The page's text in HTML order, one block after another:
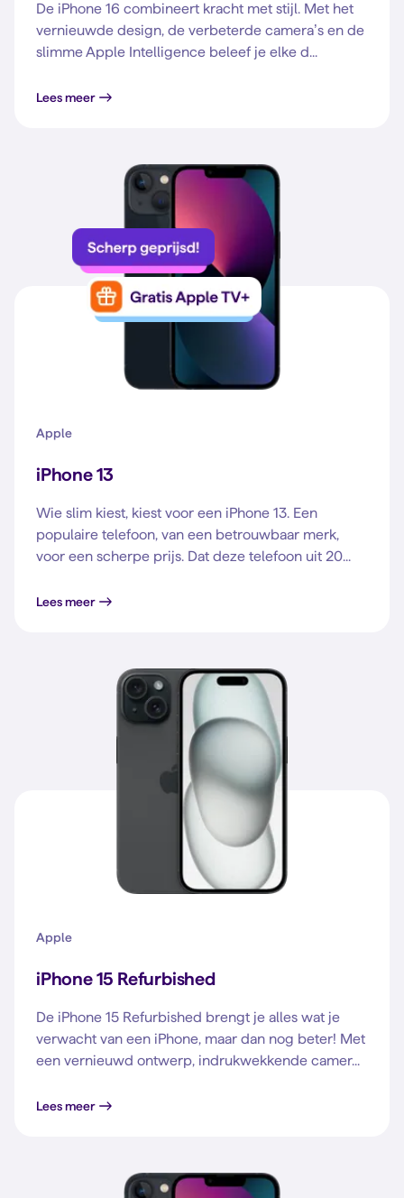
De iPhone 16 combineert kracht met stijl. Met het
vernieuwde design, de verbeterde camera’s en de
slimme Apple Intelligence beleef je elke d...
Lees meer
Apple
iPhone 13
Wie slim kiest, kiest voor een iPhone 13. Een
populaire telefoon, van een betrouwbaar merk,
voor een scherpe prijs. Dat deze telefoon uit 20...
Lees meer
Apple
iPhone 15 Refurbished
De iPhone 15 Refurbished brengt je alles wat je
verwacht van een iPhone, maar dan nog beter! Met
een vernieuwd ontwerp, indrukwekkende camer...
Lees meer